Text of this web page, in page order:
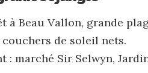
à Beau Vallon, grande
de soleil nets.
marché Sir Selwyn,